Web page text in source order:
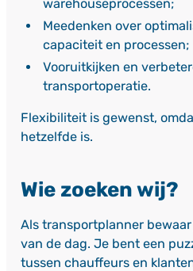
warehouseprocessen;
Meedenken over
capaciteit en processen;
Vooruitkijken en
transportoperatie.
Flexibiliteit is gewenst,
hetzelfde is.
Wie zoeken wij?
Als transportplanner
van de dag. Je bent een
tussen chauffeurs en